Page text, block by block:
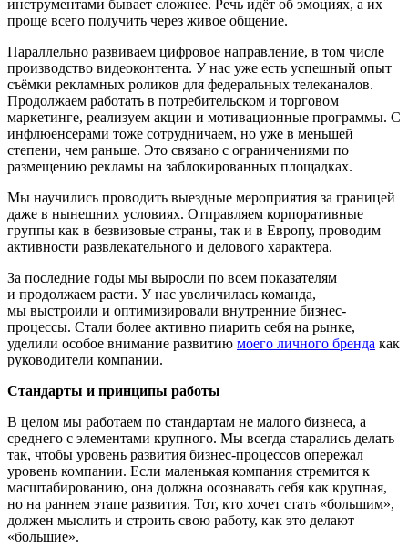
инструментами бывает сложнее. Речь идёт об эмоциях, а их
проще всего получить через живое общение.
Параллельно развиваем цифровое направление, в том числе
производство видеоконтента. У нас уже есть успешный опыт
съёмки рекламных роликов для федеральных телеканалов.
Продолжаем работать в потребительском и торговом
маркетинге, реализуем акции и мотивационные программы. С
инфлюенсерами тоже сотрудничаем, но уже в меньшей
степени, чем раньше. Это связано с ограничениями по
размещению рекламы на заблокированных площадках.
Мы научились проводить выездные мероприятия за границей
даже в нынешних условиях. Отправляем корпоративные
группы как в безвизовые страны, так и в Европу, проводим
активности развлекательного и делового характера.
За последние годы мы выросли по всем показателям
и продолжаем расти. У нас увеличилась команда,
мы выстроили и оптимизировали внутренние бизнес-
процессы. Стали более активно пиарить себя на рынке,
уделили особое внимание развитию моего личного бренда как
руководители компании.
Стандарты и принципы работы
В целом мы работаем по стандартам не малого бизнеса, а
среднего с элементами крупного. Мы всегда старались делать
так, чтобы уровень развития бизнес-процессов опережал
уровень компании. Если маленькая компания стремится к
масштабированию, она должна осознавать себя как крупная,
но на раннем этапе развития. Тот, кто хочет стать «большим»,
должен мыслить и строить свою работу, как это делают
«большие».